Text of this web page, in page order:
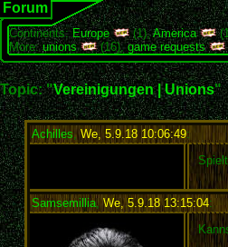
Forum
Continents:Europe (1),America
More:unions (16),game requests
Topic: "Vereinigungen | Unions"
Achilles We, 5.9.18 10:06:49:
Samsemillia, We, 5.9.18 13:15:04: